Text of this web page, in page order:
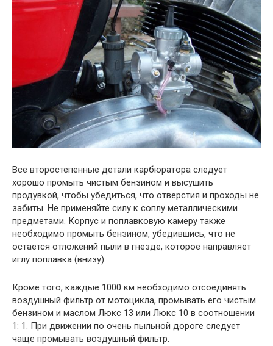
Все второстепенные детали карбюратора следует
хорошо промыть чистым бензином и высушить
продувкой, чтобы убедиться, что отверстия и проходы не
забиты. Не применяйте силу к соплу металлическими
предметами. Корпус и поплавковую камеру также
необходимо промыть бензином, убедившись, что не
остается отложений пыли в гнезде, которое направляет
иглу поплавка (внизу).
Кроме того, каждые 1000 км необходимо отсоединять
воздушный фильтр от мотоцикла, промывать его чистым
бензином и маслом Люкс 13 или Люкс 10 в соотношении
1: 1. При движении по очень пыльной дороге следует
чаще промывать воздушный фильтр.